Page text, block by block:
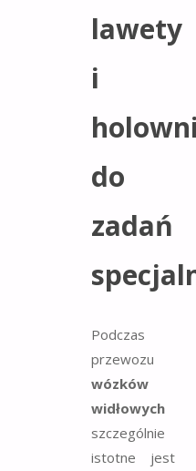
lawety
i
do
zadań
Podczas
przewozu
wózków
widłowych
szczególnie
istotne jest